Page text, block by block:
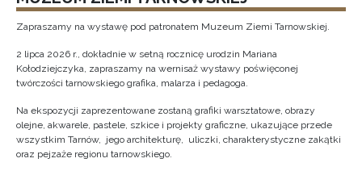
Zapraszamy na wystawę pod patronatem Muzeum Ziemi Tarnowskiej.
2 lipca 2026 r., dokładnie w setną rocznicę urodzin Mariana
Kołodziejczyka, zapraszamy na wernisaż wystawy poświęconej
twórczości tarnowskiego grafika, malarza i pedagoga.
Na ekspozycji zaprezentowane zostaną grafiki warsztatowe, obrazy
olejne, akwarele, pastele, szkice i projekty graficzne, ukazujące przede
wszystkim Tarnów, jego architekturę, uliczki, charakterystyczne zakątki
oraz pejzaże regionu tarnowskiego.